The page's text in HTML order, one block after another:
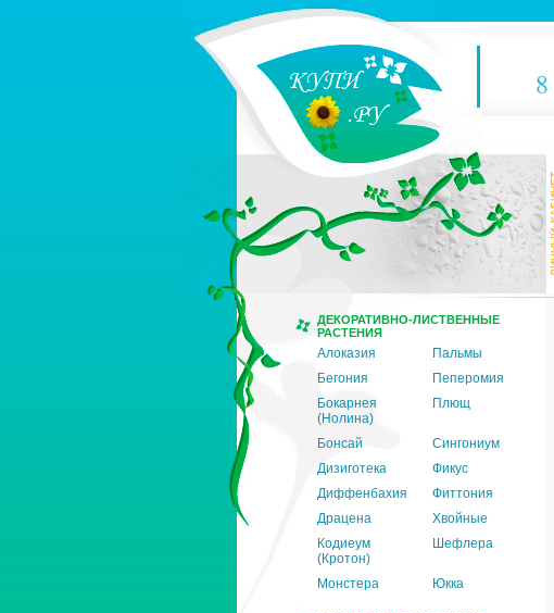
8
ДЕКОРАТИВНО-ЛИСТВЕННЫЕ
РАСТЕНИЯ
Алоказия
Пальмы
Бегония
Пеперомия
Бокарнея
(Нолина)
Плющ
Бонсай
Сингониум
Дизиготека
Фикус
Диффенбахия
Фиттония
Драцена
Хвойные
Кодиеум
(Кротон)
Шефлера
Монстера Юкка